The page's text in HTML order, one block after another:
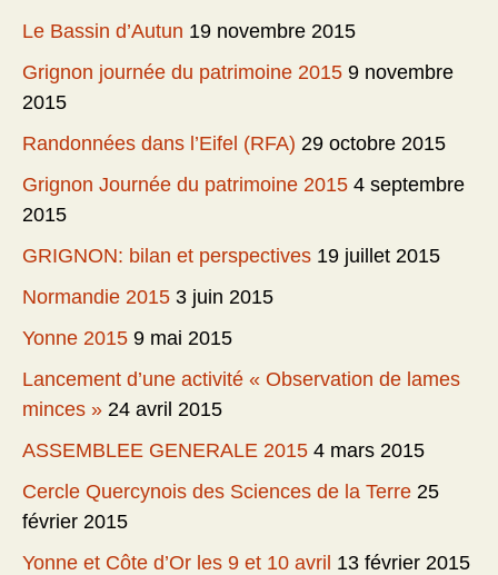
Le Bassin d’Autun 19 novembre 2015
Grignon journée du patrimoine 2015 9 novembre
2015
Randonnées dans l’Eifel (RFA) 29 octobre 2015
Grignon Journée du patrimoine 2015 4 septembre
2015
GRIGNON: bilan et perspectives 19 juillet 2015
Normandie 2015 3 juin 2015
Yonne 2015 9 mai 2015
Lancement d’une activité « Observation de lames
minces » 24 avril 2015
ASSEMBLEE GENERALE 2015 4 mars 2015
Cercle Quercynois des Sciences de la Terre 25
février 2015
Yonne et Côte d’Or les 9 et 10 avril 13 février 2015